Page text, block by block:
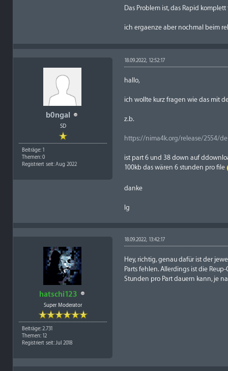
Das Problem ist, das Rapid
ich ergaenze aber nochmal beim
b0ngal
SD
Beiträge: 1
Themen: 0
Registriert seit: Aug 2022
18.09.2022, 12:52:17
hallo,
ich wollte kurz fragen wie das mit
z.b.
https://nima4k.org/release/2554/
ist part 6 und 38 down auf
100kb das wären 6 stunden pro file
danke
lg
hatschi123
Super Moderator
Beiträge: 2.731
Themen: 12
Registriert seit: Jul 2018
18.09.2022, 13:42:17
Hey, richtig, genau dafür ist der
Parts fehlen. Allerdings ist die
Stunden pro Part dauern kann, je